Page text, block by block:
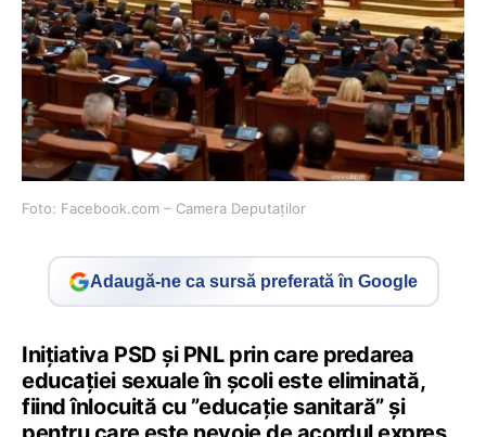
Foto: Facebook.com – Camera Deputaților
Adaugă-ne ca sursă preferată în Google
Inițiativa PSD și PNL prin care predarea
educației sexuale în școli este eliminată,
fiind înlocuită cu ”educație sanitară” și